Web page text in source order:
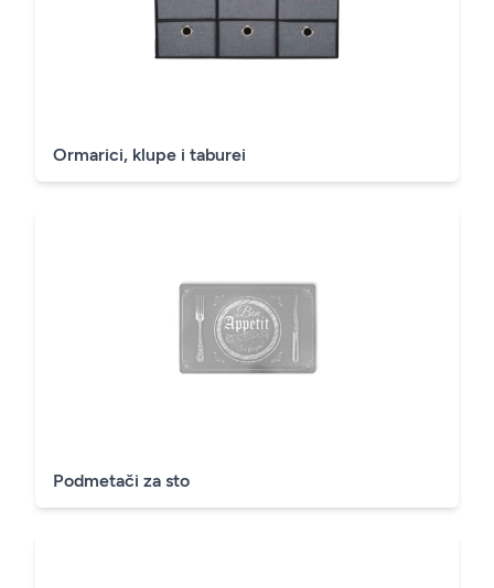
Ormarici, klupe i taburei
Podmetači za sto